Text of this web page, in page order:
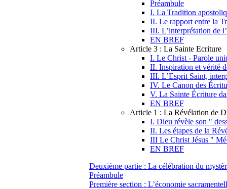
Préambule
I. La Tradition
II. Le rapport entre la
III. L’interprétation de
EN BREF
Article 3 : La Sainte Ecriture
I. Le Christ - Parole
II. Inspiration et vérité
III. L’Esprit Saint,
IV. Le Canon des
V. La Sainte Écriture
EN BREF
Article 1 : La Révélation de
I. Dieu révèle son "
II. Les étapes de la
III Le Christ Jésus "
EN BREF
Deuxième partie : La célébration du
Préambule
Première section : L’économie